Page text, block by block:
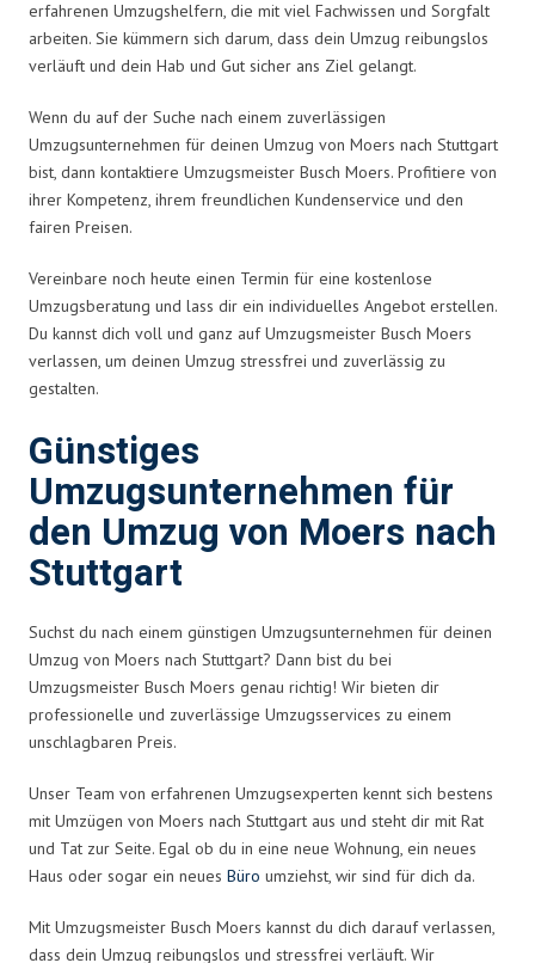
erfahrenen Umzugshelfern, die mit viel Fachwissen und Sorgfalt
arbeiten. Sie kümmern sich darum, dass dein Umzug reibungslos
verläuft und dein Hab und Gut sicher ans Ziel gelangt.
Wenn du auf der Suche nach einem zuverlässigen
Umzugsunternehmen für deinen Umzug von Moers nach Stuttgart
bist, dann kontaktiere Umzugsmeister Busch Moers. Profitiere von
ihrer Kompetenz, ihrem freundlichen Kundenservice und den
fairen Preisen.
Vereinbare noch heute einen Termin für eine kostenlose
Umzugsberatung und lass dir ein individuelles Angebot erstellen.
Du kannst dich voll und ganz auf Umzugsmeister Busch Moers
verlassen, um deinen Umzug stressfrei und zuverlässig zu
gestalten.
Günstiges
Umzugsunternehmen für
den Umzug von Moers nach
Stuttgart
Suchst du nach einem günstigen Umzugsunternehmen für deinen
Umzug von Moers nach Stuttgart? Dann bist du bei
Umzugsmeister Busch Moers genau richtig! Wir bieten dir
professionelle und zuverlässige Umzugsservices zu einem
unschlagbaren Preis.
Unser Team von erfahrenen Umzugsexperten kennt sich bestens
mit Umzügen von Moers nach Stuttgart aus und steht dir mit Rat
und Tat zur Seite. Egal ob du in eine neue Wohnung, ein neues
Haus oder sogar ein neues Büro umziehst, wir sind für dich da.
Mit Umzugsmeister Busch Moers kannst du dich darauf verlassen,
dass dein Umzug reibungslos und stressfrei verläuft. Wir